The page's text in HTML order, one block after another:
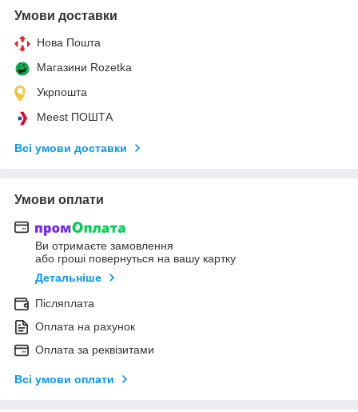
Умови доставки
Нова Пошта
Магазини Rozetka
Укрпошта
Meest ПОШТА
Всі умови доставки
Умови оплати
Ви отримаєте замовлення
або гроші повернуться на вашу картку
Детальніше
Післяплата
Оплата на рахунок
Оплата за реквізитами
Всі умови оплати